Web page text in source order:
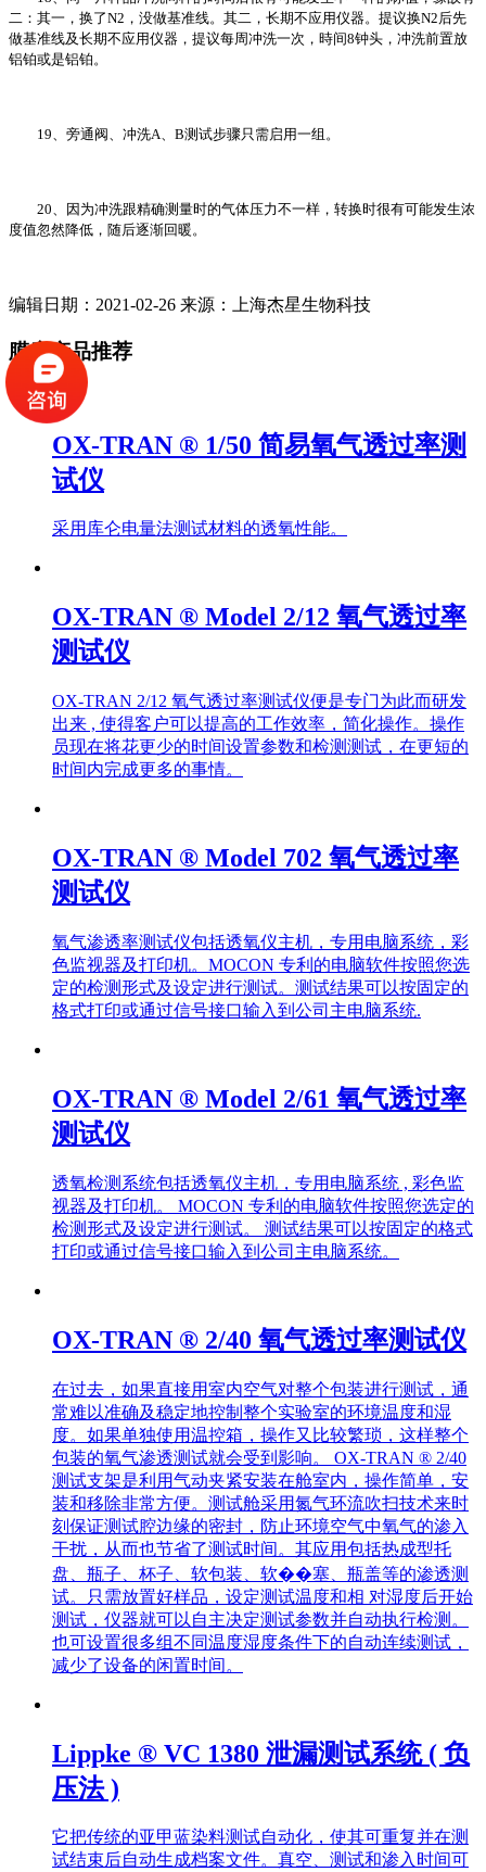
二：其一，换了N2，没做基准线。其二，长期不应用仪器。提议换N2后先
做基准线及长期不应用仪器，提议每周冲洗一次，時间8钟头，冲洗前置放
铝铂或是铝铂。
19、旁通阀、冲洗A、B测试步骤只需启用一组。
20、因为冲洗跟精确测量时的气体压力不一样，转换时很有可能发生浓
度值忽然降低，随后逐渐回暖。
编辑日期：2021-02-26 来源：上海杰星生物科技
膜康产品推荐
OX-TRAN ® 1/50 简易氧气透过率测
试仪
采用库仑电量法测试材料的透氧性能。
OX-TRAN ® Model 2/12 氧气透过率
测试仪
OX-TRAN 2/12 氧气透过率测试仪便是专门为此而研发
出来 , 使得客户可以提高的工作效率，简化操作。操作
员现在将花更少的时间设置参数和检测测试，在更短的
时间内完成更多的事情。
OX-TRAN ® Model 702 氧气透过率
测试仪
氧气渗透率测试仪包括透氧仪主机，专用电脑系统，彩
色监视器及打印机。MOCON 专利的电脑软件按照您选
定的检测形式及设定进行测试。测试结果可以按固定的
格式打印或通过信号接口输入到公司主电脑系统.
OX-TRAN ® Model 2/61 氧气透过率
测试仪
透氧检测系统包括透氧仪主机，专用电脑系统 , 彩色监
视器及打印机。 MOCON 专利的电脑软件按照您选定的
检测形式及设定进行测试。 测试结果可以按固定的格式
打印或通过信号接口输入到公司主电脑系统。
OX-TRAN ® 2/40 氧气透过率测试仪
在过去，如果直接用室内空气对整个包装进行测试，通
常难以准确及稳定地控制整个实验室的环境温度和湿
度。如果单独使用温控箱，操作又比较繁琐，这样整个
包装的氧气渗透测试就会受到影响。 OX-TRAN ® 2/40
测试支架是利用气动夹紧安装在舱室内，操作简单，安
装和移除非常方便。测试舱采用氮气环流吹扫技术来时
刻保证测试腔边缘的密封，防止环境空气中氧气的渗入
干扰，从而也节省了测试时间。其应用包括热成型托
盘、瓶子、杯子、软包装、软��塞、瓶盖等的渗透测
试。只需放置好样品，设定测试温度和相 对湿度后开始
测试，仪器就可以自主决定测试参数并自动执行检测。
也可设置很多组不同温度湿度条件下的自动连续测试，
减少了设备的闲置时间。
Lippke ® VC 1380 泄漏测试系统 ( 负
压法 )
它把传统的亚甲蓝染料测试自动化，使其可重复并在测
试结束后自动生成档案文件。真空、测试和渗入时间可